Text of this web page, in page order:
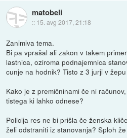
matobeli
:: 15. avg 2017, 21:18
Zanimiva tema.
Bi pa vprašal ali zakon v takem
lastnica, oziroma podnajemnica
cunje na hodnik? Tisto z 3 jurji v
Kako je z premičninami če ni
tistega ki lahko odnese?
Policija res ne bi prišla če ženska
želi odstraniti iz stanovanja? Sploh